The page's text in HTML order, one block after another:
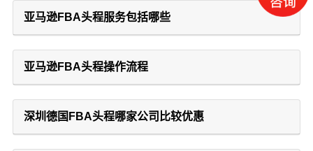
亚马逊FBA头程服务包括哪些
亚马逊FBA头程操作流程
深圳德国FBA头程哪家公司比较优惠